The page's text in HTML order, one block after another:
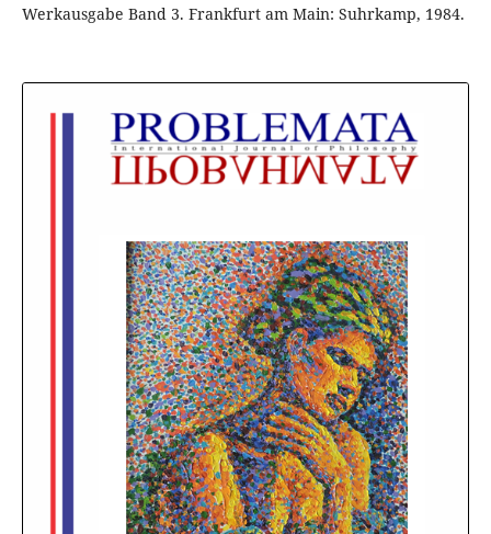
Werkausgabe Band 3. Frankfurt am Main: Suhrkamp, 1984.